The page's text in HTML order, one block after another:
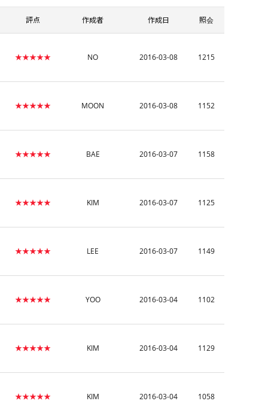
評点 作成者 作成日 照会
★★★★★ NO 2016-03-08 1215
★★★★★ MOON 2016-03-08 1152
★★★★★ BAE 2016-03-07 1158
★★★★★ KIM 2016-03-07 1125
★★★★★ LEE 2016-03-07 1149
★★★★★ YOO 2016-03-04 1102
★★★★★ KIM 2016-03-04 1129
★★★★★ KIM 2016-03-04 1058